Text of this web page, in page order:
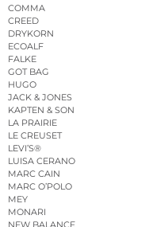
COMMA
CREED
DRYKORN
ECOALF
FALKE
GOT BAG
HUGO
JACK & JONES
KAPTEN & SON
LA PRAIRIE
LE CREUSET
LEVI’S®
LUISA CERANO
MARC CAIN
MARC O’POLO
MEY
MONARI
NEW BALANCE